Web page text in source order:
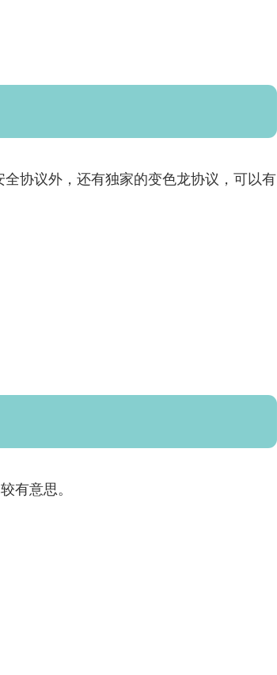
协议外，还有独家的变色龙协议，可以有
有意思。